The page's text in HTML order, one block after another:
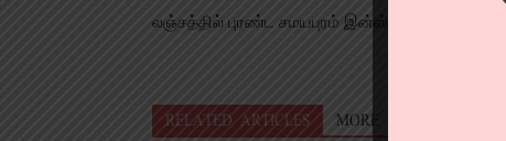
லஞ்சத்தில் புரண்ட சமயபுரம் இன்ஸ்பெக்டர் மாற்றம்!
RELATED ARTICLES MORE FROM AUTHOR